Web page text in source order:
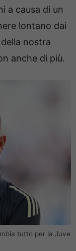
a causa di un
lontano dai
nostra
anche di più.
tutto per la Juve